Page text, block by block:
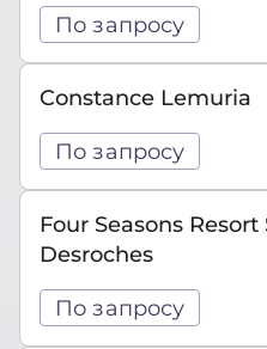
По запросу
Constance Lemuria
По запросу
Four Seasons
Desroches
По запросу